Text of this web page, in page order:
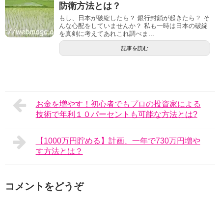
防衛方法とは？
もし、日本が破綻したら？ 銀行封鎖が起きたら？ そ
んな心配をしていませんか？ 私も一時は日本の破綻
を真剣に考えてあれこれ調べま...
記事を読む
​お金を増やす！初心者でもプロの投資家による
技術で年利１０パーセントも可能な方法とは?
【1000万円貯める】計画、一年で730万円増や
す方法とは？
コメントをどうぞ